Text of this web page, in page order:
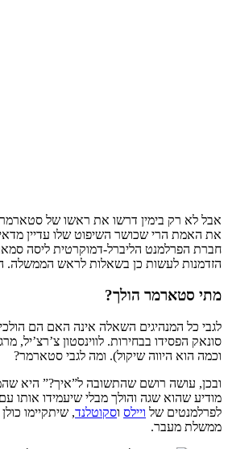
אבל לא רק בימין דרשו את ראשו של סטארמר.
את האמת הרי שכושר השיפוט שלו עדיין
חברת הפרלמנט הליברל-דמוקרטית ליסה
הזדמנות לעשות כן בשאלות לראש הממשלה.
מתי סטארמר הולך?
לגבי כל המנהיגים השאלה אינה האם הם
סונאק הפסידו בבחירות. לווינסטון
וכמה הוא היווה שיקול). ומה לגבי סטארמר?
ובכן, עושה רושם שהתשובה ל”איך?” היא
מודיע שהוא שגה והולך מבלי שיעמידו אותו
לפרלמנטים של ויילס וסקוטלנד
ממשלת מעבר.